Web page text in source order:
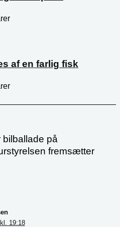
af en farlig fisk
bilballade på
fremsætter
19:18